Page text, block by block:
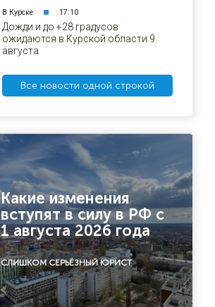
В Курске 17:10
Дожди и до +28 градусов
ожидаются в Курской области 9
августа
Все новости одной строкой
Какие изменения
вступят в силу в РФ с
1 августа 2026 года
СЛИШКОМ СЕРЬЁЗНЫЙ ЮРИСТ